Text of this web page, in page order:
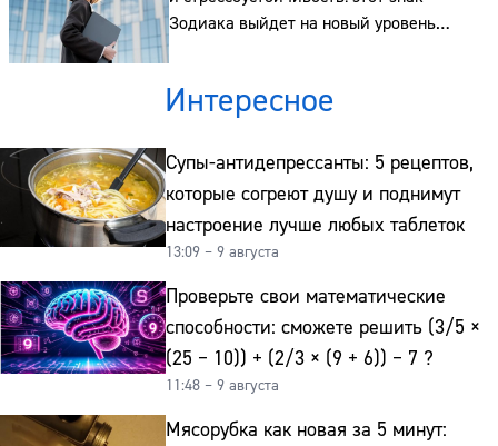
Зодиака выйдет на новый уровень
в работе этой осенью
Интересное
Супы-антидепрессанты: 5 рецептов,
которые согреют душу и поднимут
настроение лучше любых таблеток
13:09 – 9 августа
Проверьте свои математические
способности: сможете решить (3/5 ×
(25 − 10)) + (2/3 × (9 + 6)) − 7 ?
11:48 – 9 августа
Мясорубка как новая за 5 минут: